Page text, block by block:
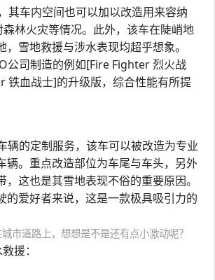
其车内空间也可以加以改造用来容纳
林火灾等情况。此外，该车在陡峭地
，雪地救援与涉水表现均超乎想象。
公司制造的例如[Fire Fighter 烈火战
铁血战士]的升级版，综合性能有所提
辆的定制服务，该车可以被改造为专业
辆。重点改造部位为车尾与车头，另外
，这也是其雪地表现不俗的重要原因。
的爱好者来说，这是一款极具吸引力的
市道路上，想想是不是还有点小激动呢？
援：